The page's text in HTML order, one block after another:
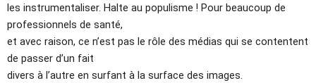
les instrumentaliser. Halte au populisme ! Pour beaucoup de
professionnels de santé,
et avec raison, ce n’est pas le rôle des médias qui se contentent
de passer d’un fait
divers à l’autre en surfant à la surface des images.